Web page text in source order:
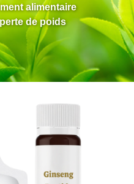
Renforcer
le
système
immunitaire
Ameliorer
ses
sexuel
Compléments
alimentaires
Gâteau
ejiao
Boisson solide
thé
Bonbons
alimentaire
de poids